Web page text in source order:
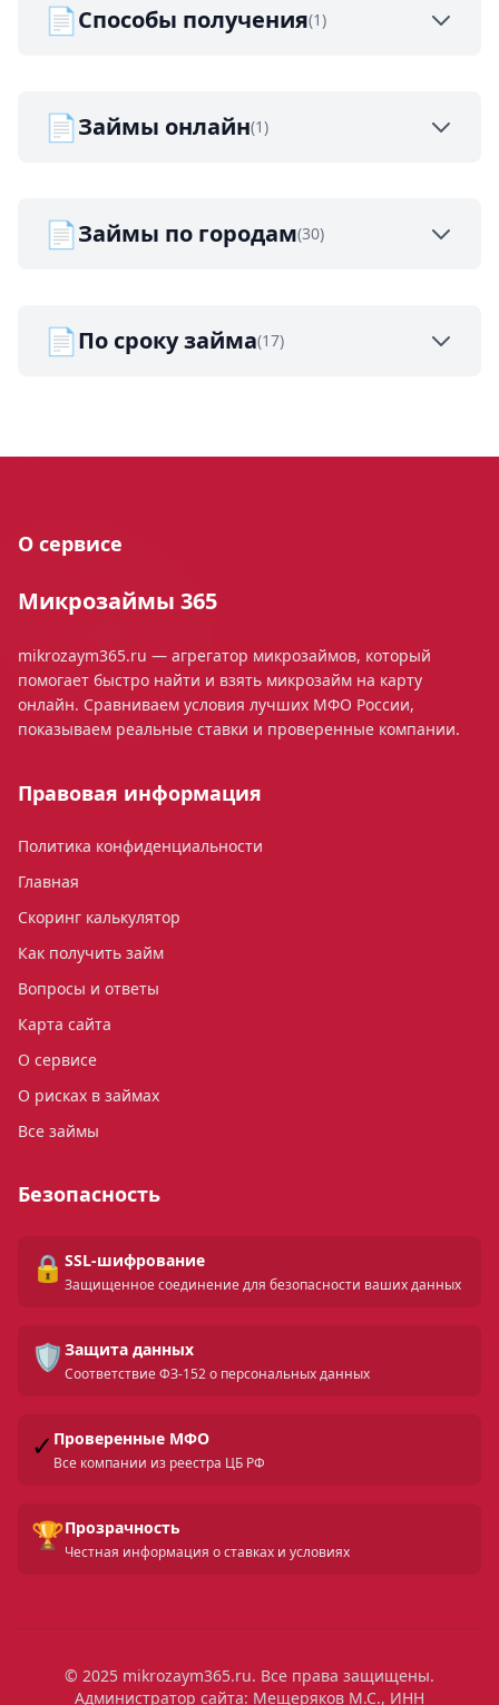
📄Способы получения(1)
📄Займы онлайн(1)
📄Займы по городам(30)
📄По сроку займа(17)
О сервисе
Микрозаймы 365
mikrozaym365.ru — агрегатор микрозаймов, который
помогает быстро найти и взять микрозайм на карту
онлайн. Сравниваем условия лучших МФО России,
показываем реальные ставки и проверенные компании.
Правовая информация
Политика конфиденциальности
Главная
Скоринг калькулятор
Как получить займ
Вопросы и ответы
Карта сайта
О сервисе
О рисках в займах
Все займы
Безопасность
🔒 SSL-шифрование
Защищенное соединение для безопасности ваших данных
🛡️ Защита данных
Соответствие ФЗ-152 о персональных данных
✓ Проверенные МФО
Все компании из реестра ЦБ РФ
🏆Прозрачность
Честная информация о ставках и условиях
© 2025 mikrozaym365.ru. Все права защищены.
Администратор сайта: Мещеряков М.С., ИНН